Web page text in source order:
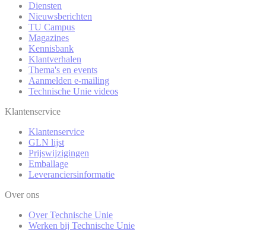
Diensten
Nieuwsberichten
TU Campus
Magazines
Kennisbank
Klantverhalen
Thema's en events
Aanmelden e-mailing
Technische Unie videos
Klantenservice
Klantenservice
GLN lijst
Prijswijzigingen
Emballage
Leveranciersinformatie
Over ons
Over Technische Unie
Werken bij Technische Unie